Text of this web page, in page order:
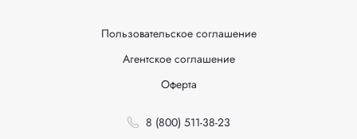
Пользовательское соглашение
Агентское соглашение
Оферта
8 (800) 511-38-23